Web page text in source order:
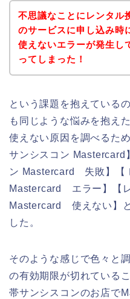
不思議なことにレンタル
のサービスに申し込み
使えないエラーが発生し
ってしまった！
という課題を抱えている
も同じような悩みを抱え
使えない原因を調べるた
サンシスコン Mastercard
ン Mastercard 失敗】【
Mastercard エラー】【
Mastercard 使えない】
した。
そのような感じで色々と
の有効期限が切れている
帯サンシスコンのお店で